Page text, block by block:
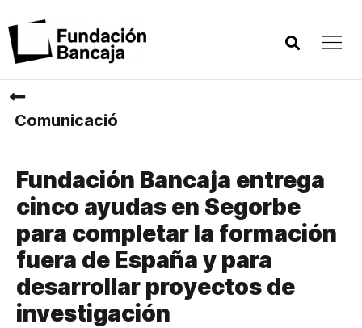
Comunicació
Fundación Bancaja entrega
cinco ayudas en Segorbe
para completar la formación
fuera de España y para
desarrollar proyectos de
investigación